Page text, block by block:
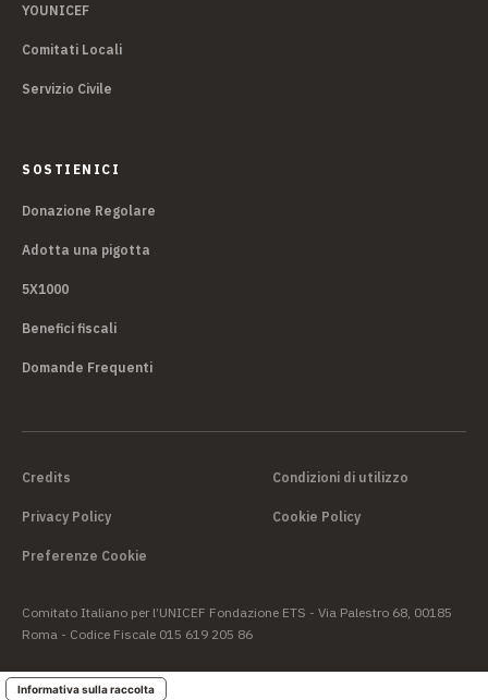
YOUNICEF
Comitati Locali
Servizio Civile
SOSTIENICI
Donazione Regolare
Adotta una pigotta
5X1000
Benefici fiscali
Domande Frequenti
Credits Condizioni di utilizzo
Privacy Policy Cookie Policy
Preferenze Cookie
Comitato Italiano per l’UNICEF Fondazione ETS - Via Palestro 68, 00185
Roma - Codice Fiscale 015 619 205 86
Informativa sulla raccolta